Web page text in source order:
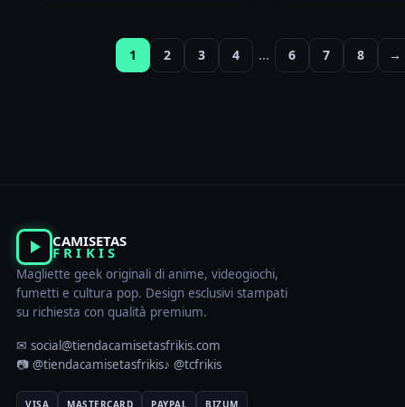
23,00 €.19,95 €.
23,00
1 2 3 4 … 6 7 8 →
CAMISETAS
FRIKIS
Magliette geek originali di anime, videogiochi,
fumetti e cultura pop. Design esclusivi stampati
su richiesta con qualità premium.
✉ social@tiendacamisetasfrikis.com
📷 @tiendacamisetasfrikis♪ @tcfrikis
VISA MASTERCARD PAYPAL BIZUM